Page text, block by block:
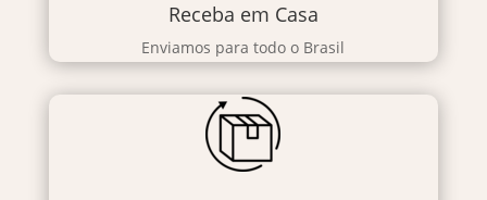
Receba em Casa
Enviamos para todo o Brasil